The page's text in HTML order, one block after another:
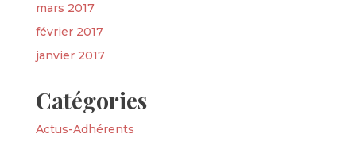
mars 2017
février 2017
janvier 2017
Catégories
Actus-Adhérents